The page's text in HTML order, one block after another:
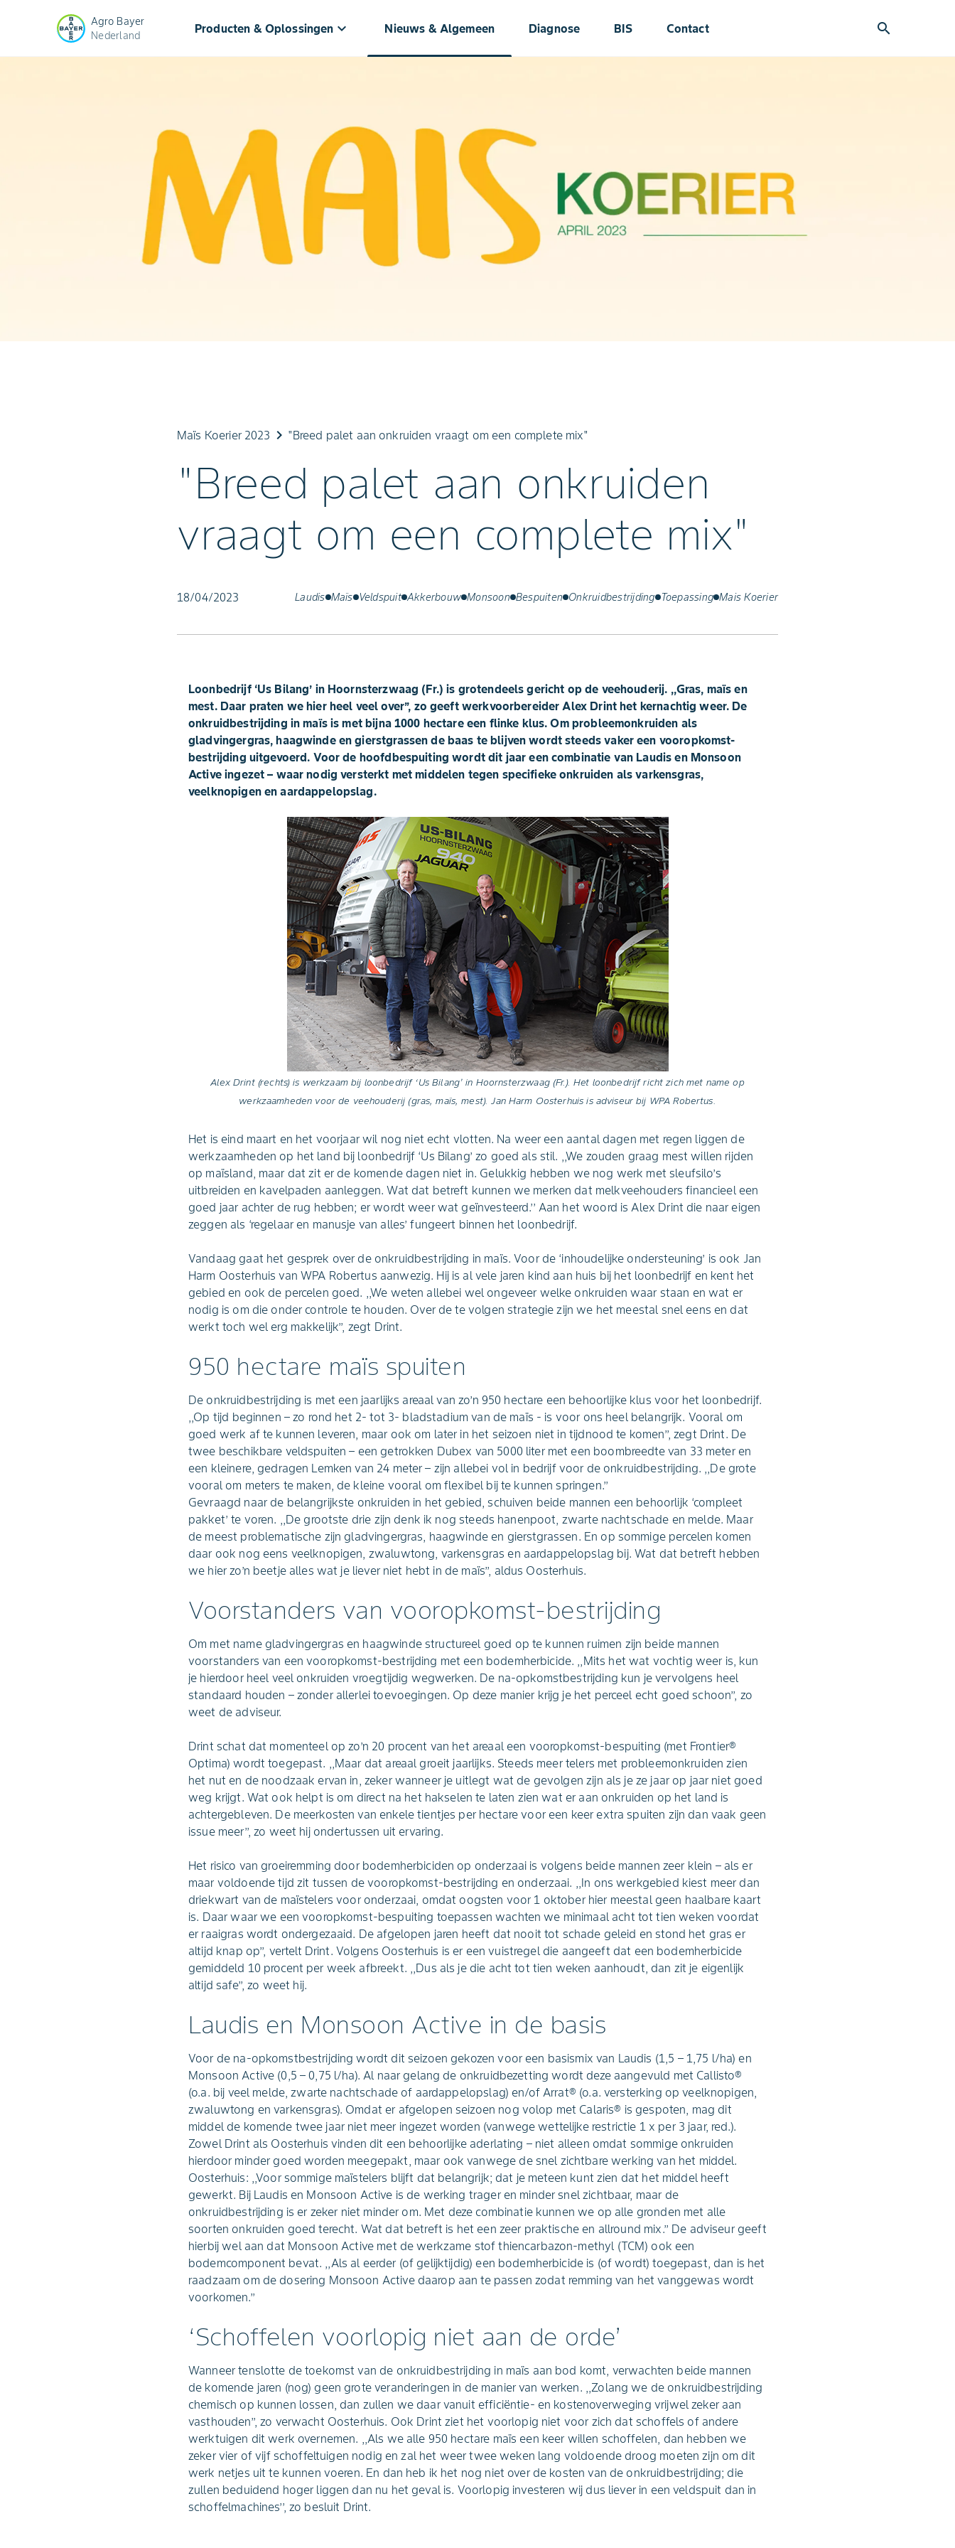
Agro Bayer
Nederland
Producten & Oplossingen keyboard_arrow_down Nieuws & Algemeen Diagnose BIS Contact search
Maïs Koerier 2023 keyboard_arrow_right "Breed palet aan onkruiden vraagt om een complete mix"
"Breed palet aan onkruiden
vraagt om een complete mix"
18/04/2023 Laudis Maïs Veldspuit Akkerbouw Monsoon Bespuiten Onkruidbestrijding Toepassing Mais Koerier
Loonbedrijf ‘Us Bilang’ in Hoornsterzwaag (Fr.) is grotendeels gericht op de veehouderij. ,,Gras, maïs en
mest. Daar praten we hier heel veel over’’, zo geeft werkvoorbereider Alex Drint het kernachtig weer. De
onkruidbestrijding in maïs is met bijna 1000 hectare een flinke klus. Om probleemonkruiden als
gladvingergras, haagwinde en gierstgrassen de baas te blijven wordt steeds vaker een vooropkomst-
bestrijding uitgevoerd. Voor de hoofdbespuiting wordt dit jaar een combinatie van Laudis en Monsoon
Active ingezet – waar nodig versterkt met middelen tegen specifieke onkruiden als varkensgras,
veelknopigen en aardappelopslag.
Alex Drint (rechts) is werkzaam bij loonbedrijf ‘Us Bilang’ in Hoornsterzwaag (Fr.). Het loonbedrijf richt zich met name op
werkzaamheden voor de veehouderij (gras, maïs, mest). Jan Harm Oosterhuis is adviseur bij WPA Robertus.
Het is eind maart en het voorjaar wil nog niet echt vlotten. Na weer een aantal dagen met regen liggen de
werkzaamheden op het land bij loonbedrijf ‘Us Bilang’ zo goed als stil. ,,We zouden graag mest willen rijden
op maïsland, maar dat zit er de komende dagen niet in. Gelukkig hebben we nog werk met sleufsilo’s
uitbreiden en kavelpaden aanleggen. Wat dat betreft kunnen we merken dat melkveehouders financieel een
goed jaar achter de rug hebben; er wordt weer wat geïnvesteerd.’’ Aan het woord is Alex Drint die naar eigen
zeggen als ‘regelaar en manusje van alles’ fungeert binnen het loonbedrijf.
Vandaag gaat het gesprek over de onkruidbestrijding in maïs. Voor de ‘inhoudelijke ondersteuning’ is ook Jan
Harm Oosterhuis van WPA Robertus aanwezig. Hij is al vele jaren kind aan huis bij het loonbedrijf en kent het
gebied en ook de percelen goed. ,,We weten allebei wel ongeveer welke onkruiden waar staan en wat er
nodig is om die onder controle te houden. Over de te volgen strategie zijn we het meestal snel eens en dat
werkt toch wel erg makkelijk’’, zegt Drint.
950 hectare maïs spuiten
De onkruidbestrijding is met een jaarlijks areaal van zo’n 950 hectare een behoorlijke klus voor het loonbedrijf.
,,Op tijd beginnen – zo rond het 2- tot 3- bladstadium van de maïs - is voor ons heel belangrijk. Vooral om
goed werk af te kunnen leveren, maar ook om later in het seizoen niet in tijdnood te komen’’, zegt Drint. De
twee beschikbare veldspuiten – een getrokken Dubex van 5000 liter met een boombreedte van 33 meter en
een kleinere, gedragen Lemken van 24 meter – zijn allebei vol in bedrijf voor de onkruidbestrijding. ,,De grote
vooral om meters te maken, de kleine vooral om flexibel bij te kunnen springen.’’
Gevraagd naar de belangrijkste onkruiden in het gebied, schuiven beide mannen een behoorlijk ‘compleet
pakket’ te voren. ,,De grootste drie zijn denk ik nog steeds hanenpoot, zwarte nachtschade en melde. Maar
de meest problematische zijn gladvingergras, haagwinde en gierstgrassen. En op sommige percelen komen
daar ook nog eens veelknopigen, zwaluwtong, varkensgras en aardappelopslag bij. Wat dat betreft hebben
we hier zo’n beetje alles wat je liever niet hebt in de maïs’’, aldus Oosterhuis.
Voorstanders van vooropkomst-bestrijding
Om met name gladvingergras en haagwinde structureel goed op te kunnen ruimen zijn beide mannen
voorstanders van een vooropkomst-bestrijding met een bodemherbicide. ,,Mits het wat vochtig weer is, kun
je hierdoor heel veel onkruiden vroegtijdig wegwerken. De na-opkomstbestrijding kun je vervolgens heel
standaard houden – zonder allerlei toevoegingen. Op deze manier krijg je het perceel echt goed schoon’’, zo
weet de adviseur.
Drint schat dat momenteel op zo’n 20 procent van het areaal een vooropkomst-bespuiting (met Frontier®
Optima) wordt toegepast. ,,Maar dat areaal groeit jaarlijks. Steeds meer telers met probleemonkruiden zien
het nut en de noodzaak ervan in, zeker wanneer je uitlegt wat de gevolgen zijn als je ze jaar op jaar niet goed
weg krijgt. Wat ook helpt is om direct na het hakselen te laten zien wat er aan onkruiden op het land is
achtergebleven. De meerkosten van enkele tientjes per hectare voor een keer extra spuiten zijn dan vaak geen
issue meer’’, zo weet hij ondertussen uit ervaring.
Het risico van groeiremming door bodemherbiciden op onderzaai is volgens beide mannen zeer klein – als er
maar voldoende tijd zit tussen de vooropkomst-bestrijding en onderzaai. ,,In ons werkgebied kiest meer dan
driekwart van de maïstelers voor onderzaai, omdat oogsten voor 1 oktober hier meestal geen haalbare kaart
is. Daar waar we een vooropkomst-bespuiting toepassen wachten we minimaal acht tot tien weken voordat
er raaigras wordt ondergezaaid. De afgelopen jaren heeft dat nooit tot schade geleid en stond het gras er
altijd knap op’’, vertelt Drint. Volgens Oosterhuis is er een vuistregel die aangeeft dat een bodemherbicide
gemiddeld 10 procent per week afbreekt. ,,Dus als je die acht tot tien weken aanhoudt, dan zit je eigenlijk
altijd safe’’, zo weet hij.
Laudis en Monsoon Active in de basis
Voor de na-opkomstbestrijding wordt dit seizoen gekozen voor een basismix van Laudis (1,5 – 1,75 l/ha) en
Monsoon Active (0,5 – 0,75 l/ha). Al naar gelang de onkruidbezetting wordt deze aangevuld met Callisto®
(o.a. bij veel melde, zwarte nachtschade of aardappelopslag) en/of Arrat® (o.a. versterking op veelknopigen,
zwaluwtong en varkensgras). Omdat er afgelopen seizoen nog volop met Calaris® is gespoten, mag dit
middel de komende twee jaar niet meer ingezet worden (vanwege wettelijke restrictie 1 x per 3 jaar, red.).
Zowel Drint als Oosterhuis vinden dit een behoorlijke aderlating – niet alleen omdat sommige onkruiden
hierdoor minder goed worden meegepakt, maar ook vanwege de snel zichtbare werking van het middel.
Oosterhuis: ,,Voor sommige maïstelers blijft dat belangrijk; dat je meteen kunt zien dat het middel heeft
gewerkt. Bij Laudis en Monsoon Active is de werking trager en minder snel zichtbaar, maar de
onkruidbestrijding is er zeker niet minder om. Met deze combinatie kunnen we op alle gronden met alle
soorten onkruiden goed terecht. Wat dat betreft is het een zeer praktische en allround mix.’’ De adviseur geeft
hierbij wel aan dat Monsoon Active met de werkzame stof thiencarbazon-methyl (TCM) ook een
bodemcomponent bevat. ,,Als al eerder (of gelijktijdig) een bodemherbicide is (of wordt) toegepast, dan is het
raadzaam om de dosering Monsoon Active daarop aan te passen zodat remming van het vanggewas wordt
voorkomen.’’
‘Schoffelen voorlopig niet aan de orde’
Wanneer tenslotte de toekomst van de onkruidbestrijding in maïs aan bod komt, verwachten beide mannen
de komende jaren (nog) geen grote veranderingen in de manier van werken. ,,Zolang we de onkruidbestrijding
chemisch op kunnen lossen, dan zullen we daar vanuit efficiëntie- en kostenoverweging vrijwel zeker aan
vasthouden’’, zo verwacht Oosterhuis. Ook Drint ziet het voorlopig niet voor zich dat schoffels of andere
werktuigen dit werk overnemen. ,,Als we alle 950 hectare maïs een keer willen schoffelen, dan hebben we
zeker vier of vijf schoffeltuigen nodig en zal het weer twee weken lang voldoende droog moeten zijn om dit
werk netjes uit te kunnen voeren. En dan heb ik het nog niet over de kosten van de onkruidbestrijding; die
zullen beduidend hoger liggen dan nu het geval is. Voorlopig investeren wij dus liever in een veldspuit dan in
schoffelmachines’’, zo besluit Drint.